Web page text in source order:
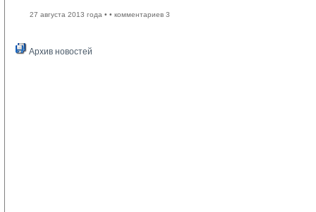
27 августа 2013 года • • комментариев 3
Архив новостей